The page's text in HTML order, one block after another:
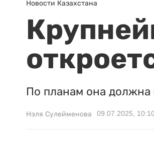
Новости Казахстана
По планам она должна
Нэля Сулейменова 09.07.2025, 10:10